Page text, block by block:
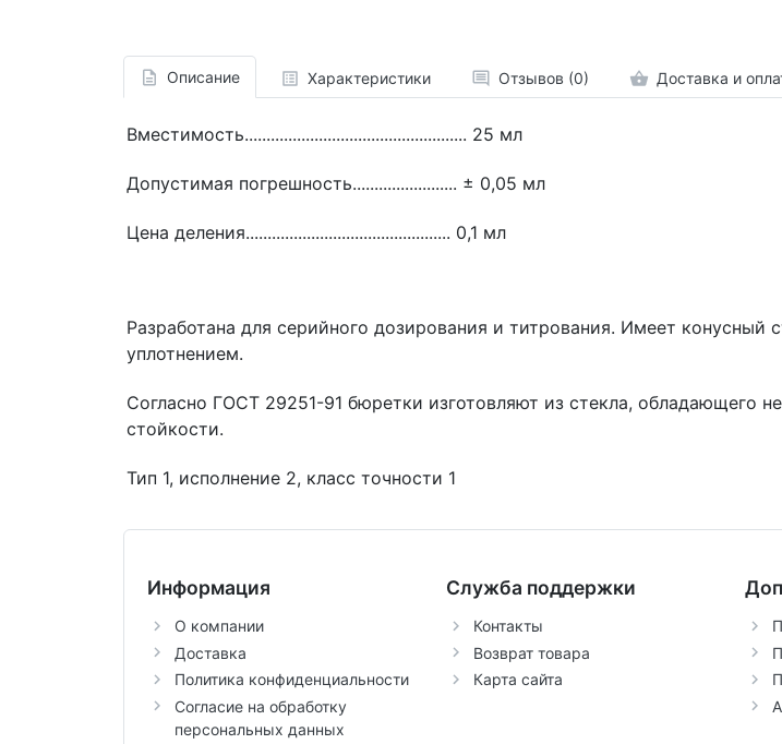
Описание Характеристики Отзывов (0) Доставка и
Вместимость................................................... 25 мл
Допустимая погрешность........................ ± 0,05 мл
Цена деления............................................... 0,1 мл
Разработана для серийного дозирования и титрования. Имеет
уплотнением.
Согласно ГОСТ 29251-91 бюретки изготовляют из стекла, обладающего
стойкости.
Тип 1, исполнение 2, класс точности 1
Информация
О компании
Доставка
Политика конфиденциальности
Согласие на обработку
персональных данных
Служба поддержки
Контакты
Возврат товара
Карта сайта